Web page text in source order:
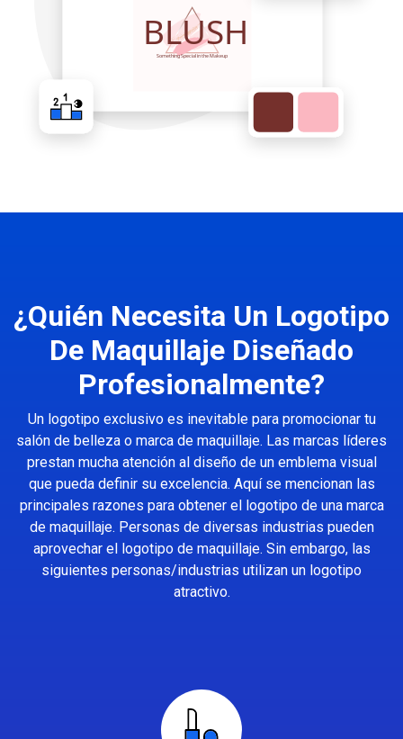
¿Quién Necesita Un Logotipo
De Maquillaje Diseñado
Profesionalmente?
Un logotipo exclusivo es inevitable para promocionar tu
salón de belleza o marca de maquillaje. Las marcas líderes
prestan mucha atención al diseño de un emblema visual
que pueda definir su excelencia. Aquí se mencionan las
principales razones para obtener el logotipo de una marca
de maquillaje. Personas de diversas industrias pueden
aprovechar el logotipo de maquillaje. Sin embargo, las
siguientes personas/industrias utilizan un logotipo
atractivo.